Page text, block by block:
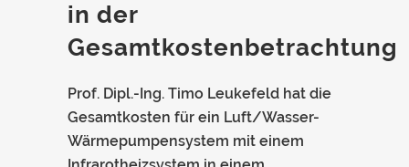
in der
Gesamtkostenbetrachtung
Prof. Dipl.-Ing. Timo Leukefeld hat die
Gesamtkosten für ein Luft/Wasser-
Wärmepumpensystem mit einem